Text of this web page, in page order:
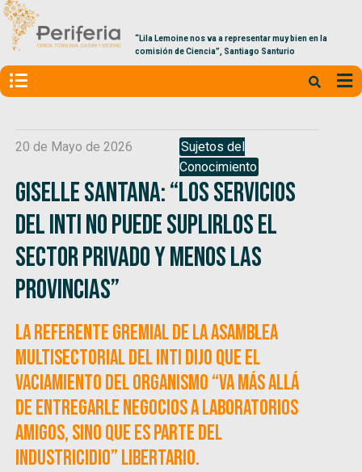
“Lila Lemoine nos va a representar muy bien en la
comisión de Ciencia”, Santiago Santurio
20 de Mayo de 2026
Sujetos del
Conocimiento
Giselle Santana: “Los servicios
del INTI no puede suplirlos el
sector privado y menos las
provincias”
La referente gremial de la Asamblea
Multisectorial del INTI dijo que el
vaciamiento del organismo “va más allá
de entregarle negocios a laboratorios
amigos, sino que es parte del
industricidio” libertario.